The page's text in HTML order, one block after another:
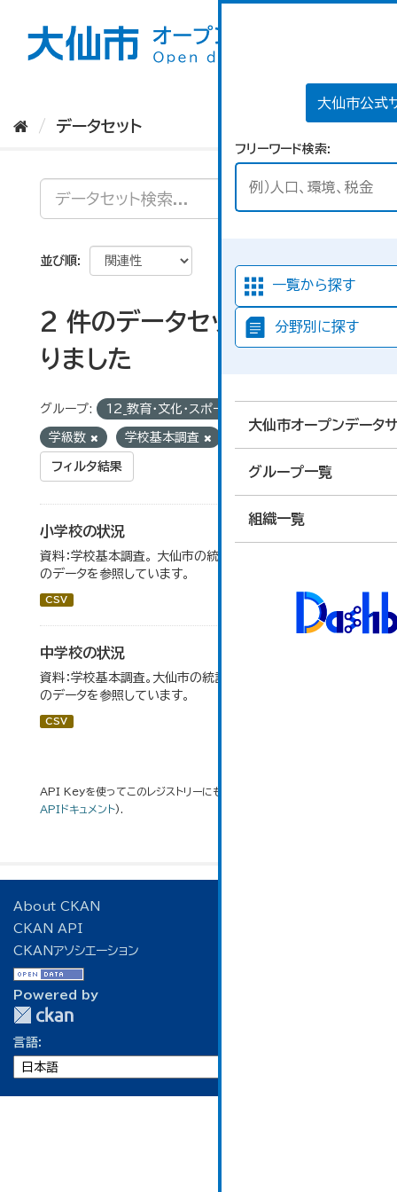
大仙市公式
フリーワード検索
一覧から探す
分野別に探す
大仙市オープンデータ
グループ一覧
組織一覧
データセット
並び順
2 件のデータセットが見つか
りました
グループ: 12_教育・文化・スポーツ・生活
学級数 学校基本調査
フィルタ結果
小学校の状況
資料：学校基本調査。 大仙市の統計「14-3 小学校の状況」
のデータを参照しています。
CSV
中学校の状況
資料：学校基本調査。大仙市の統計「14-5 中学校の状況」
のデータを参照しています。
CSV
API Keyを使ってこのレジストリーにもアクセス可能です
APIドキュメント).
About CKAN
CKAN API
CKANアソシエーション
Powered by
言語